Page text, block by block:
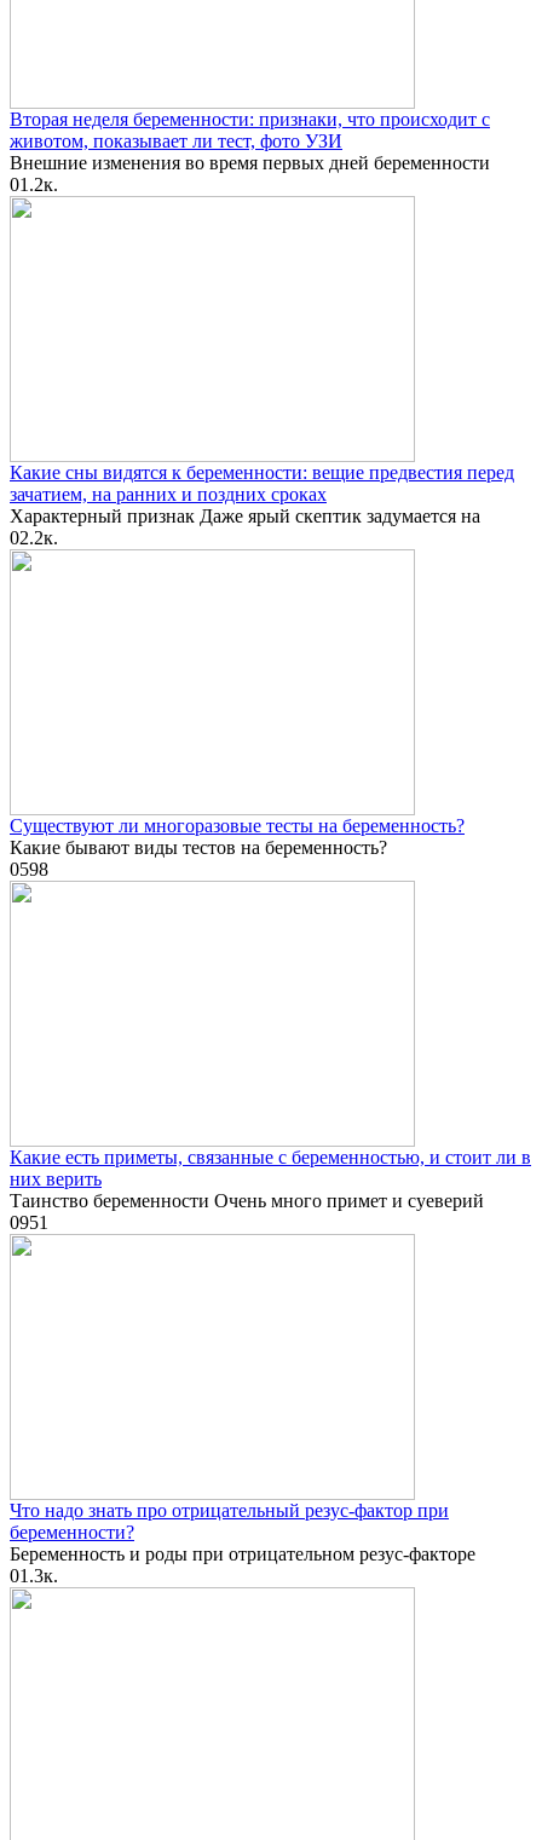
Вторая неделя беременности: признаки, что происходит с
животом, показывает ли тест, фото УЗИ
Внешние изменения во время первых дней беременности
01.2к.
Какие сны видятся к беременности: вещие предвестия перед
зачатием, на ранних и поздних сроках
Характерный признак Даже ярый скептик задумается на
02.2к.
Существуют ли многоразовые тесты на беременность?
Какие бывают виды тестов на беременность?
0598
Какие есть приметы, связанные с беременностью, и стоит ли в
них верить
Таинство беременности Очень много примет и суеверий
0951
Что надо знать про отрицательный резус-фактор при
беременности?
Беременность и роды при отрицательном резус-факторе
01.3к.